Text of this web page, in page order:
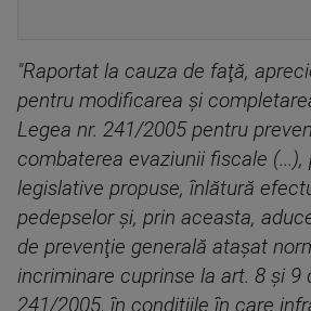
"Raportat la cauza de faţă,
pentru modificarea şi
Legea nr. 241/2005 pentru
combaterea evaziunii fiscale (...),
legislative propuse, înlătură
pedepselor şi, prin aceasta,
de prevenţie generală ataşat
incriminare cuprinse la art. 8 şi 9
241/2005, în condiţiile în care